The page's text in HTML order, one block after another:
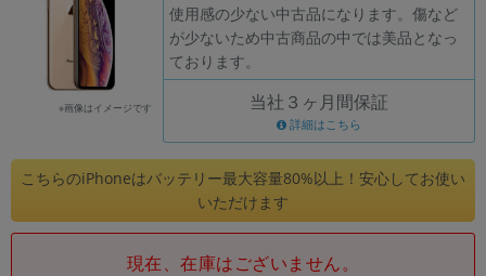
※画像はイメージです
使用感の少ない中古品になります。傷など
が少ないため中古商品の中では美品となっ
ております。
当社３ヶ月間保証
詳細はこちら
こちらのiPhoneはバッテリー最大容量80%以上！安心してお使い
いただけます
現在、在庫はございません。
フリーワード
除外ワード
人気の検索ワード： Let's note
「スマートフォン」「タブレット」など
シリーズ
「iPhone」「Xperia」「Galaxy」など